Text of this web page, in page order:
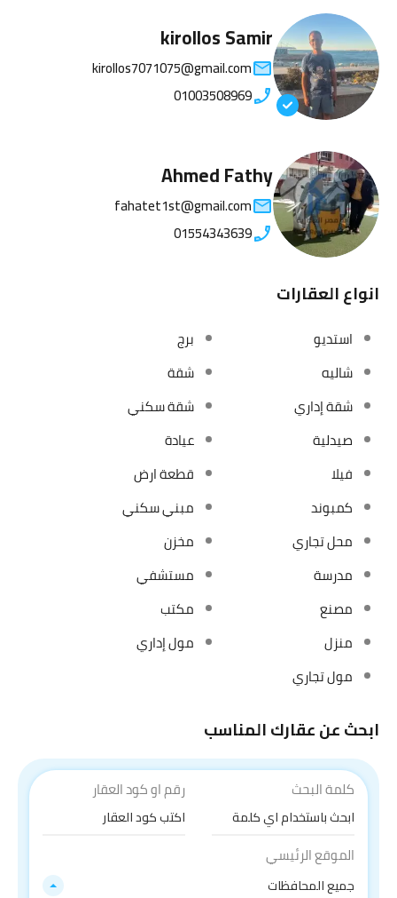
kirollos Samir
kirollos7071075@gmail.com
01003508969
Ahmed Fathy
fahatet1st@gmail.com
01554343639
انواع العقارات
استديو
برج
شاليه
شقة
شقة إداري
شقة سكني
صيدلية
عيادة
فيلا
قطعة ارض
كمبوند
مبني سكني
محل تجاري
مخزن
مدرسة
مستشفي
مصنع
مكتب
منزل
مول إداري
مول تجاري
ابحث عن عقارك المناسب
كلمة البحث رقم او كود العقار
الموقع الرئيسي
جميع المحافظات